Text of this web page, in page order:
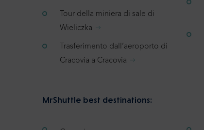
Tour della miniera di sale di
Wieliczka
Trasferimento dall’aeroporto di
Cracovia a Cracovia
MrShuttle best destinations: